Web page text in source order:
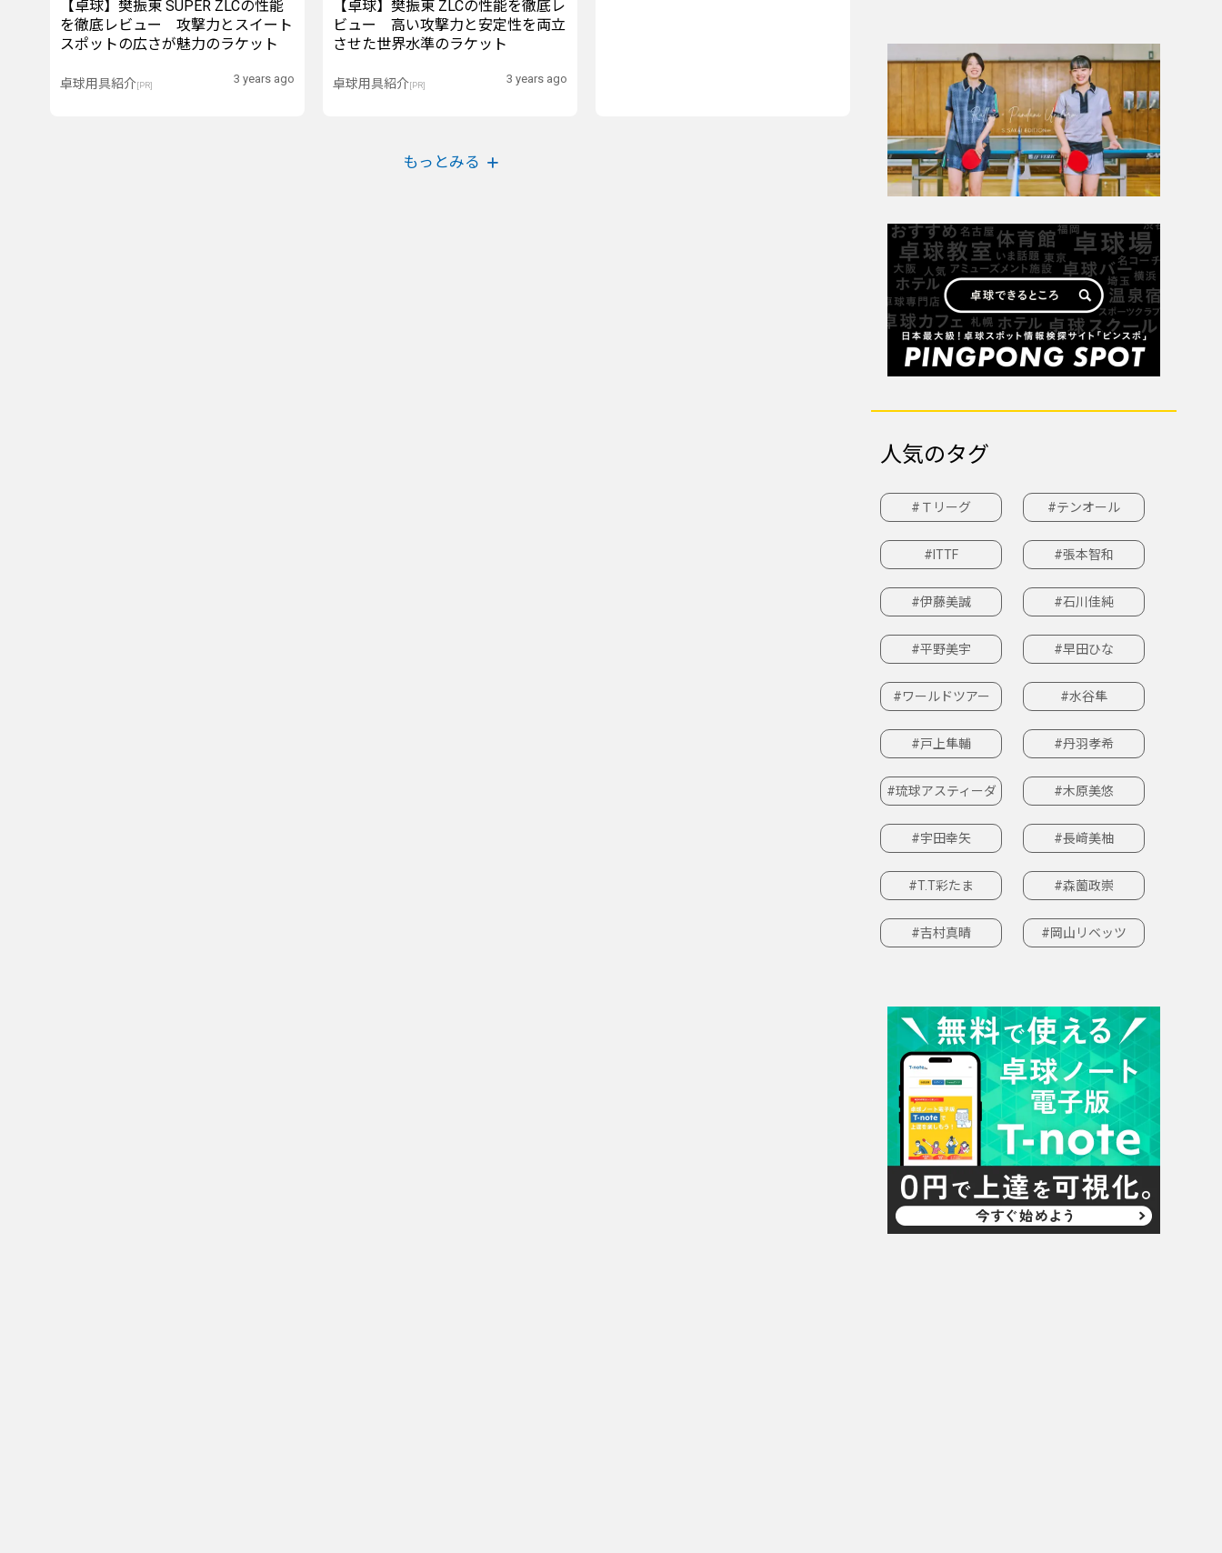
【卓球】樊振東 SUPER ZLCの性能
を徹底レビュー 攻撃力とスイート
スポットの広さが魅力のラケット
卓球用具紹介 [PR] 3 years ago
【卓球】樊振東 ZLCの性能を徹底レ
ビュー 高い攻撃力と安定性を両立
させた世界水準のラケット
卓球用具紹介 [PR] 3 years ago
もっとみる
人気のタグ
#Ｔリーグ #テンオール
#ITTF #張本智和
#伊藤美誠 #石川佳純
#平野美宇 #早田ひな
#ワールドツアー #水谷隼
#戸上隼輔 #丹羽孝希
#琉球アスティーダ #木原美悠
#宇田幸矢 #長﨑美柚
#T.T彩たま #森薗政崇
#吉村真晴 #岡山リベッツ